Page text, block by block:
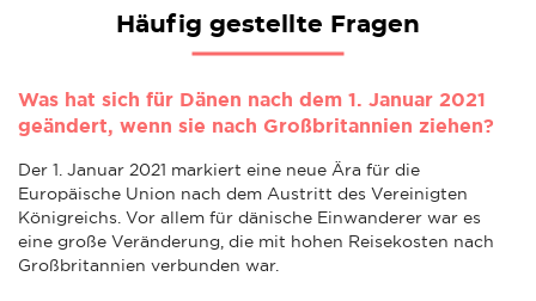
Häufig gestellte Fragen
Was hat sich für Dänen nach dem 1. Januar 2021
geändert, wenn sie nach Großbritannien ziehen?
Der 1. Januar 2021 markiert eine neue Ära für die
Europäische Union nach dem Austritt des Vereinigten
Königreichs. Vor allem für dänische Einwanderer war es
eine große Veränderung, die mit hohen Reisekosten nach
Großbritannien verbunden war.